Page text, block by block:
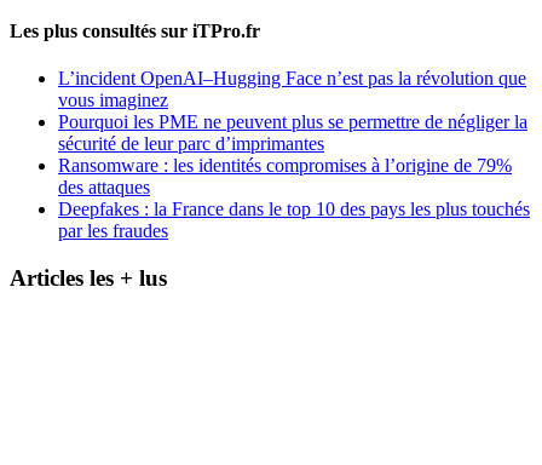
Les plus consultés sur iTPro.fr
L’incident OpenAI–Hugging Face n’est pas la révolution que
vous imaginez
Pourquoi les PME ne peuvent plus se permettre de négliger la
sécurité de leur parc d’imprimantes
Ransomware : les identités compromises à l’origine de 79%
des attaques
Deepfakes : la France dans le top 10 des pays les plus touchés
par les fraudes
Articles les + lus